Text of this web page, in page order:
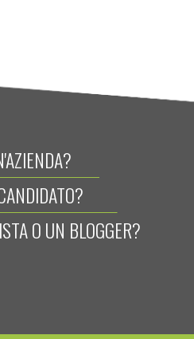
O UN BLOGGER?